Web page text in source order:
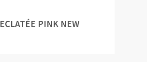
ECLATÉE PINK NEW